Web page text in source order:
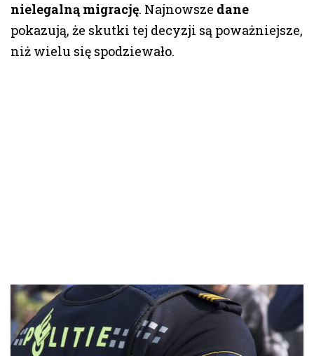
nielegalną migrację. Najnowsze dane
pokazują, że skutki tej decyzji są poważniejsze,
niż wielu się spodziewało.